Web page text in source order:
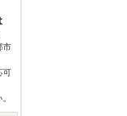
市
可